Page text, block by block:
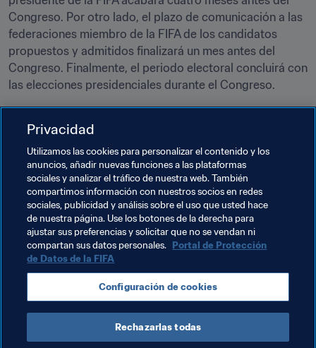
Congreso. Por otro lado, el plazo de comunicación a las
federaciones miembro de la FIFA de los candidatos
propuestos y admitidos finalizará un mes antes del
Congreso. Finalmente, el periodo electoral concluirá con
las elecciones presidenciales durante el Congreso.
Por último, se informó al Consejo con detalle sobre los
avances de los preparativos de la Copa Mundial de la
FIFA Catar 2022™ y se ratificaron las decisiones
adoptadas por el Bureau del Consejo recientemente.
Temas relacionados
Presidente de la FIFA Organización
Organización Consejo de la FIFA Qatar
AFC
Privacidad
Utilizamos las cookies para personalizar el contenido y los
anuncios, añadir nuevas funciones a las plataformas
sociales y analizar el tráfico de nuestra web. También
compartimos información con nuestros socios en redes
sociales, publicidad y análisis sobre el uso que usted hace
de nuestra página. Use los botones de la derecha para
ajustar sus preferencias y solicitar que no se vendan ni
compartan sus datos personales. Portal de Protección
de Datos de la FIFA
Configuración de cookies
Rechazarlas todas